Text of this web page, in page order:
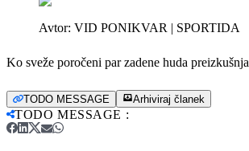
Avtor: VID PONIKVAR | SPORTIDA
Ko sveže poročeni par zadene huda preizkušnja
TODO MESSAGE Arhiviraj članek
TODO MESSAGE :